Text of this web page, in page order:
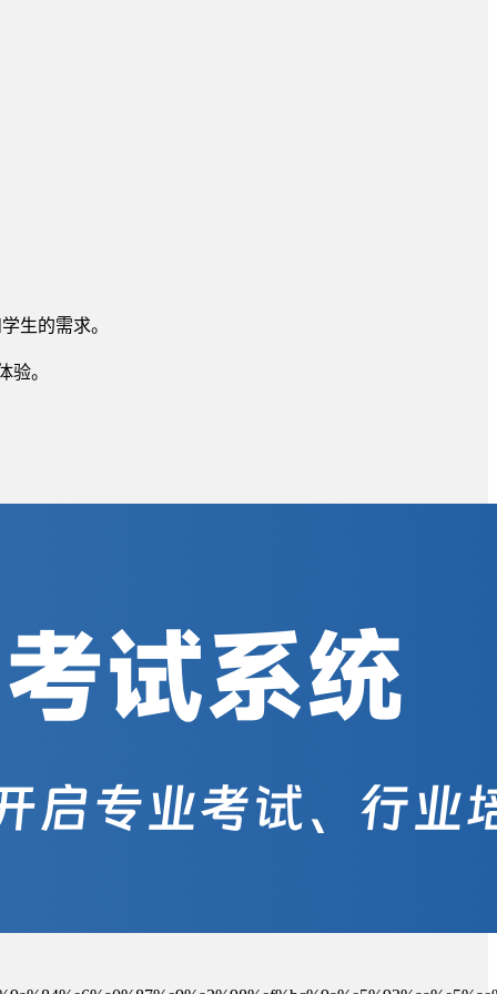
生的需求。
验。